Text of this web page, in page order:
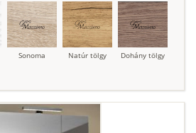
Sonoma Natúr tölgy Dohány tölgy
Szupermatt